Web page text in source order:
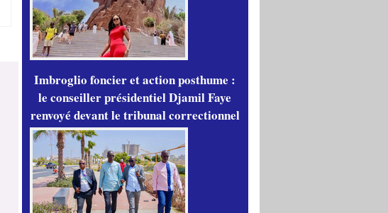
Imbroglio foncier et action posthume :
le conseiller présidentiel Djamil Faye
renvoyé devant le tribunal correctionnel